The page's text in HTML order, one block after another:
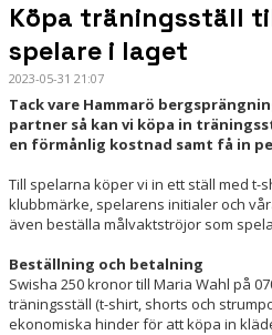
NYHETER
KALENDER
MATCHER
TRUPPEN
KONTAKT
Köpa träningsställ
spelare i laget
2023-05-31 21:07
Tack vare Hammarö
partner så kan vi köpa in
en förmånlig kostnad samt få in
Till spelarna köper vi in ett ställ med t-
klubbmärke, spelarens initialer och
även beställa målvaktströjor som
Beställning och betalning
Swisha 250 kronor till Maria Wahl på
träningsställ (t-shirt, shorts och
ekonomiska hinder för att köpa in